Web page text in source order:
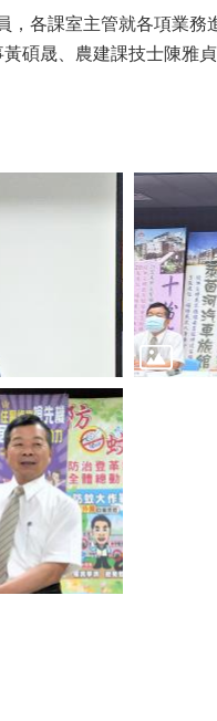
各課室主管就各項業
碩晟、農建課技士陳雅